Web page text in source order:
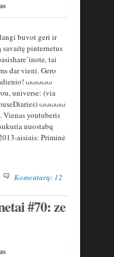
buvot geri ir
savaitę pinternetus
tai
dar vieni. Gero
ωωωωω
universe: (via
ωωωωω
Vienas youtuberis
nuostabų
aisiais: Priminė
Komentarų: 12
#70: ze